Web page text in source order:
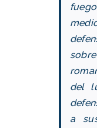
del
a